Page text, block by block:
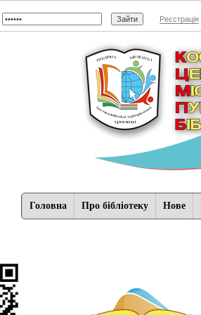
Реєстрація
Головна Про бібліотеку Нове